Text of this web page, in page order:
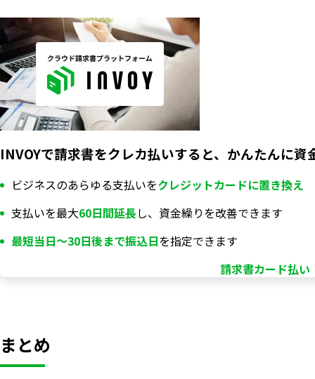
INVOYで請求書をクレカ払いすると、かんたんに資
ビジネスのあらゆる支払いをクレジットカードに置き換え
支払いを最大60日間延長し、資金繰りを改善できます
最短当日〜30日後まで振込日を指定できます
請求書カード払い
まとめ